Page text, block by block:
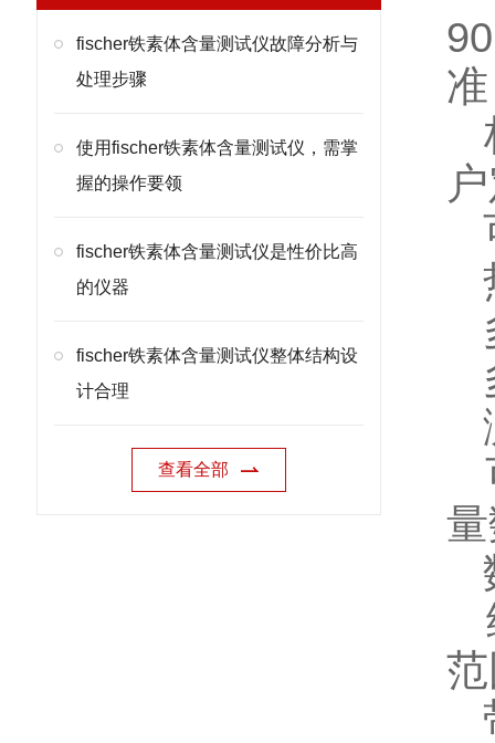
fischer铁素体含量测试仪故障分析与
处理步骤
使用fischer铁素体含量测试仪，需掌
握的操作要领
fischer铁素体含量测试仪是性价比高
的仪器
fischer铁素体含量测试仪整体结构设
计合理
查看全部
准